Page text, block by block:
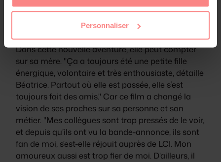
Personnaliser
Elle décroche un prix
d'interprétation
Dans cette nouvelle aventure, elle peut compter
sur sa mère. "Ça a toujours été une petite fille
énergique, volontaire et très enthousiaste, détaille
Béatrice. Partout où elle est passée, elle s’est
toujours fait des amis." Car ce film a changé la
vision de ses proches sur sa personne et son
métier. "Mes collègues sont trop pressés de le voir,
et depuis qu’ils ont vu la bande-annonce, ils sont
fan de moi, s'est-elle réjouit auprès de LCI. Mon
amoureux aussi est trop fier de moi. D'ailleurs, il